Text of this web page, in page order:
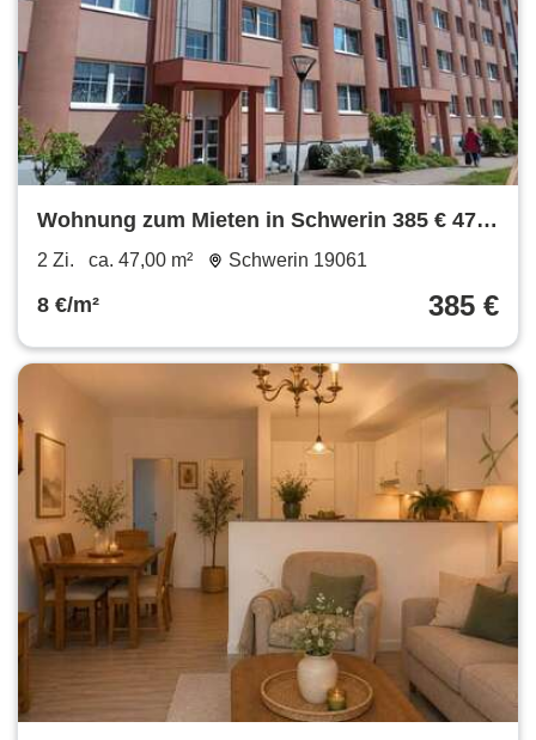
Wohnung zum Mieten in Schwerin 385 € 47
m²
2 Zi. ca. 47,00 m² Schwerin 19061
8 €/m² 385 €